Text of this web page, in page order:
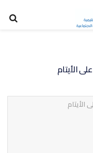
الأيتام